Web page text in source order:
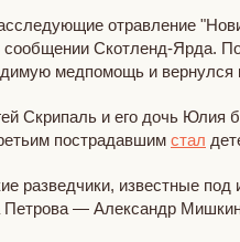
отравление
Скотленд-Ярда.
медпомощь и вернулся
Скрипаль и его дочь
пострадавшим стал
разведчики, известные
— Александр